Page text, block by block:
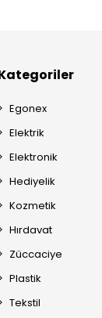
Egonex
Elektrik
Elektronik
Hediyelik
Kozmetik
Hırdavat
Züccaciye
Plastik
Tekstil